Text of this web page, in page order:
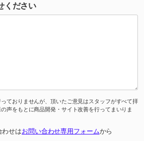
ください
ておりませんが、頂いたご意見はスタッフがすべて拝
声をもとに商品開発・サイト改善を行ってまいりま
わせはお問い合わせ専用フォームから